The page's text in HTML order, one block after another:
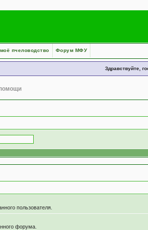
пчеловодство Форум МФУ
Здравствуйте,
пользователя.
форума.